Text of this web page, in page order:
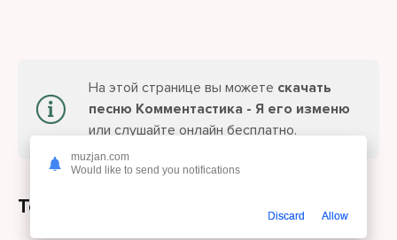
На этой странице вы можете скачать
песню Комментастика - Я его изменю
или слушайте онлайн бесплатно.
Текст песни
muzjan.com
Would like to send you notifications
Discard Allow